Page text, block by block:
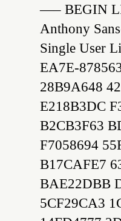
—– BEGIN
Anthony
Single User
EA7E-
28B9A648
E218B3DC
B2CB3F63
F7058694
B17CAFE7
BAE22DBB
5CF29CA3